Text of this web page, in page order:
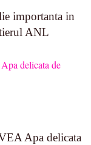
importanta in
ANL
Apa delicata